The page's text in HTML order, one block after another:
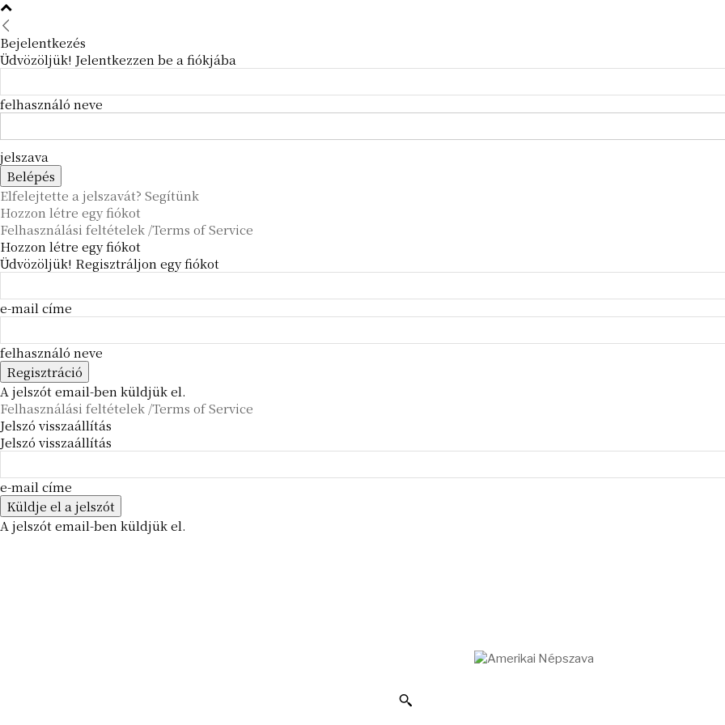
Bejelentkezés
Üdvözöljük! Jelentkezzen be a fiókjába
felhasználó neve
jelszava
Elfelejtette a jelszavát? Segítünk
Hozzon létre egy fiókot
Felhasználási feltételek /Terms of Service
Hozzon létre egy fiókot
Üdvözöljük! Regisztráljon egy fiókot
e-mail címe
felhasználó neve
A jelszót email-ben küldjük el.
Felhasználási feltételek /Terms of Service
Jelszó visszaállítás
Jelszó visszaállítás
e-mail címe
A jelszót email-ben küldjük el.